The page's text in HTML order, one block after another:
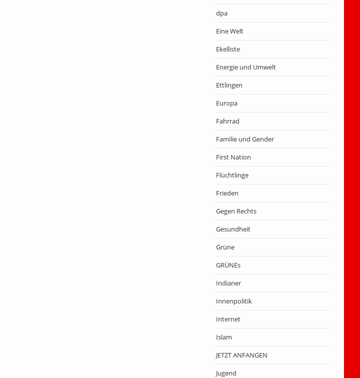
dpa
Eine Welt
Ekelliste
Energie und Umwelt
Ettlingen
Europa
Fahrrad
Familie und Gender
First Nation
Flüchtlinge
Frieden
Gegen Rechts
Gesundheit
Grüne
GRÜNEs
Indianer
Innenpolitik
Internet
Islam
JETZT ANFANGEN
Jugend